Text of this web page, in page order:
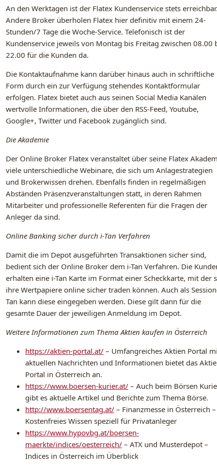
An den Werktagen ist der Flatex Kundenservice stets
Andere Broker überholen Flatex hier definitiv mit einem 24-
Stunden/7 Tage die Woche-Service. Telefonisch ist der
Kundenservice jeweils von Montag bis Freitag zwischen 08.00
22.00 für die Kunden da.
Die Kontaktaufnahme kann darüber hinaus auch in schriftliche
Form durch ein zur Verfügung stehendes Kontaktformular
erfolgen. Flatex bietet auch aus seinen Social Media Kanälen
wertvolle Informationen, die über den RSS-Feed, Youtube,
Google+, Twitter und Facebook zugänglich sind.
Die Akademie
Der Online Broker Flatex veranstaltet über seine Flatex
viele unterschiedliche Webinare, die sich um Anlagestrategien
und Brokerwissen drehen. Ebenfalls finden in regelmäßigen
Abständen Präsenzveranstaltungen statt, in deren Rahmen
Mitarbeiter und professionelle Referenten für die Fragen der
Anleger da sind.
Online Banking sicher durch i-Tan Verfahren
Damit die im Depot ausgeführten Transaktionen sicher sind,
bedient sich der Online Broker dem i-Tan Verfahren. Die
erhalten eine i-Tan Karte im Format einer Scheckkarte, mit der
ihre Wertpapiere online sicher traden können. Auch als
Tan kann diese eingegeben werden. Diese gilt dann für die
gesamte Dauer der jeweiligen Anmeldung im Depot.
Weitere Informationen zum Thema Aktien kaufen in Österreich
https://aktien-portal.at/ – Umfangreiches Aktien Portal
aktuellen Nachrichten und Informationen bietet das
Portal in Österreich an.
https://www.boersen-kurier.at/ – Auch beim Börsen
gibt es aktuelle Artikel und Berichte zum Thema Börse.
http://www.boersentag.at/ – Finanzmesse in Österreich –
Kostenfreies Wissen speziell für Privatanleger
https://www.hypovbg.at/boersen-
maerkte/indices/oesterreich/ – ATX und Musterdepot –
Indices in Österreich im Überblick